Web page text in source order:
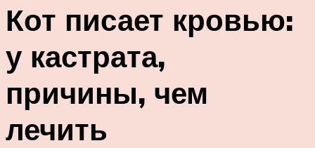
Кот писает кровью:
у кастрата,
причины, чем
лечить